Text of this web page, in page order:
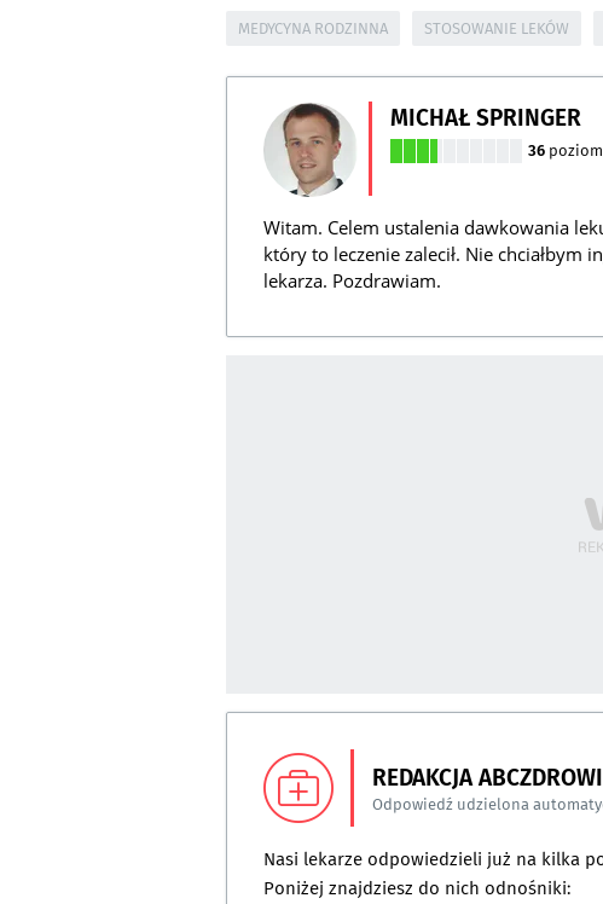
MEDYCYNA RODZINNA STOSOWANIE LEKÓW
MICHAŁ SPRINGER
36
Witam. Celem ustalenia dawkowania
który to leczenie zalecił. Nie chciałbym
lekarza. Pozdrawiam.
REDAKCJA
Odpowiedź udzielona
Nasi lekarze odpowiedzieli już na kilka
Poniżej znajdziesz do nich odnośniki: